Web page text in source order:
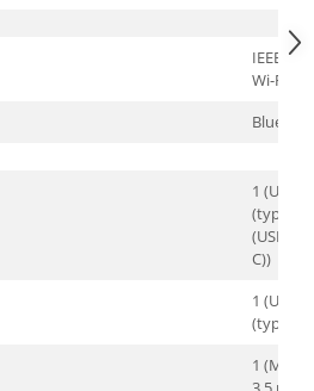
IEEE
Wi-Fi 6
1 (USB
(type
(USB
C))
1 (USB
(type A))
1